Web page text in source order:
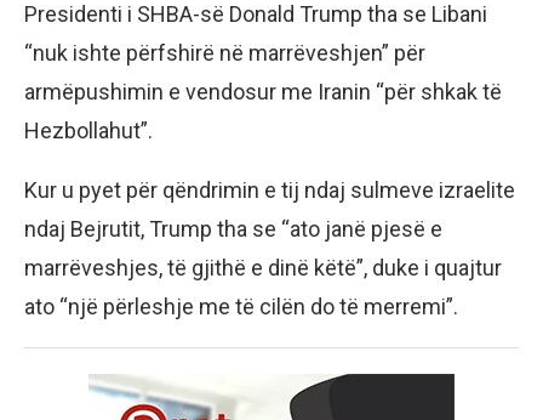
Presidenti i SHBA-së Donald Trump tha se Libani
“nuk ishte përfshirë në marrëveshjen” për
armëpushimin e vendosur me Iranin “për shkak të
Hezbollahut”.
Kur u pyet për qëndrimin e tij ndaj sulmeve izraelite
ndaj Bejrutit, Trump tha se “ato janë pjesë e
marrëveshjes, të gjithë e dinë këtë”, duke i quajtur
ato “një përleshje me të cilën do të merremi”.